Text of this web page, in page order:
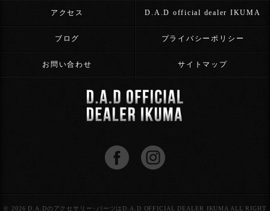
アクセス D.A.D official dealer IKUMA
ブログ プライバシーポリシー
お問い合わせ サイトマップ
© 2026 D.A.Dのアクセサリー･パーツはD.A.D OFFICIAL DEALER IKUMA ALL RIGHT